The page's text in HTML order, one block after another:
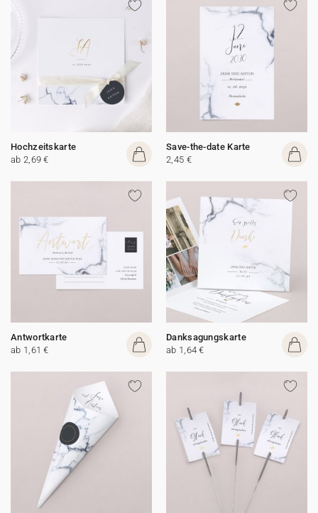
Hochzeitskarte
ab 2,69 €
Save-the-date Karte
2,45 €
Antwortkarte
ab 1,61 €
Danksagungskarte
ab 1,64 €